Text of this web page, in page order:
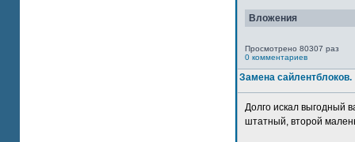
Вложения
Просмотрено 80307 раз
0 комментариев
Замена сайлентблоков.
Долго искал выгодный
штатный, второй